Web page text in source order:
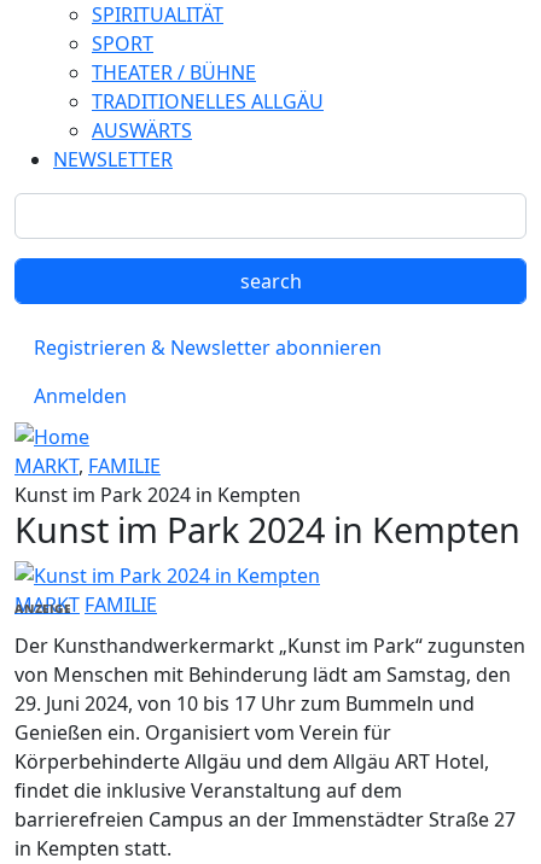
SPIRITUALITÄT
SPORT
THEATER / BÜHNE
TRADITIONELLES ALLGÄU
AUSWÄRTS
NEWSLETTER
Registrieren & Newsletter abonnieren
Anmelden
MARKT, FAMILIE
Kunst im Park 2024 in Kempten
Kunst im Park 2024 in Kempten
MARKT FAMILIE
ANZEIGE
Der Kunsthandwerkermarkt „Kunst im Park“ zugunsten
von Menschen mit Behinderung lädt am Samstag, den
29. Juni 2024, von 10 bis 17 Uhr zum Bummeln und
Genießen ein. Organisiert vom Verein für
Körperbehinderte Allgäu und dem Allgäu ART Hotel,
findet die inklusive Veranstaltung auf dem
barrierefreien Campus an der Immenstädter Straße 27
in Kempten statt.